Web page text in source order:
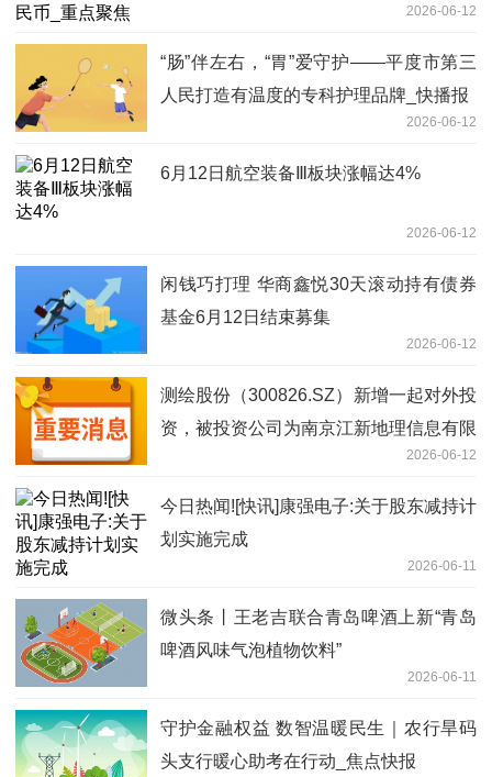
2026-06-12
“肠”伴左右，“胃”爱守护——平度市第三
人民打造有温度的专科护理品牌_快播报
2026-06-12
6月12日航空装备Ⅲ板块涨幅达4%
2026-06-12
闲钱巧打理 华商鑫悦30天滚动持有债券
基金6月12日结束募集
2026-06-12
测绘股份（300826.SZ）新增一起对外投
资，被投资公司为南京江新地理信息有限
2026-06-12
今日热闻![快讯]康强电子:关于股东减持计
划实施完成
2026-06-11
微头条丨王老吉联合青岛啤酒上新“青岛
啤酒风味气泡植物饮料”
2026-06-11
守护金融权益 数智温暖民生｜农行旱码
头支行暖心助考在行动_焦点快报